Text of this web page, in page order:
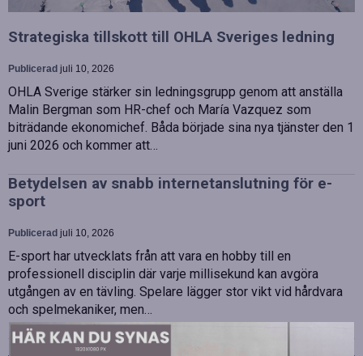
Strategiska tillskott till OHLA Sveriges ledning
Publicerad juli 10, 2026
OHLA Sverige stärker sin ledningsgrupp genom att anställa
Malin Bergman som HR-chef och María Vazquez som
biträdande ekonomichef. Båda började sina nya tjänster den 1
juni 2026 och kommer att…
Betydelsen av snabb internetanslutning för e-
sport
Publicerad juli 10, 2026
E-sport har utvecklats från att vara en hobby till en
professionell disciplin där varje millisekund kan avgöra
utgången av en tävling. Spelare lägger stor vikt vid hårdvara
och spelmekaniker, men…